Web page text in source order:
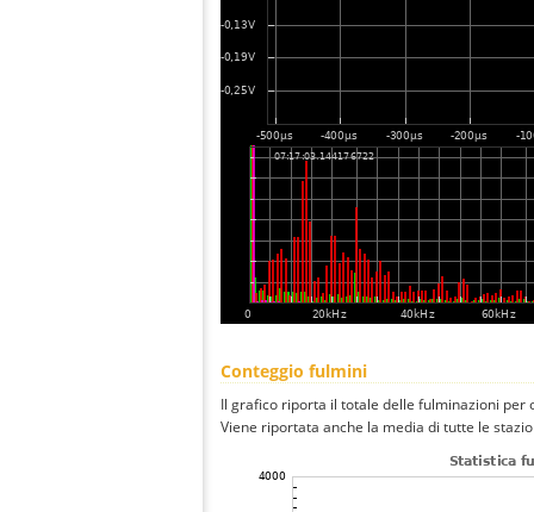
Conteggio fulmini
Il grafico riporta il totale delle fulminazioni per
Viene riportata anche la media di tutte le